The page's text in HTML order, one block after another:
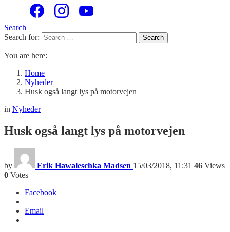
Search
Search for:
Search
You are here:
Home
Nyheder
Husk også langt lys på motorvejen
in Nyheder
Husk også langt lys på motorvejen
by Erik Hawaleschka Madsen 15/03/2018, 11:31 46 Views
0 Votes
Facebook
Email